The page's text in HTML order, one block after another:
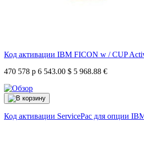
Код активации IBM FICON w / CUP
470 578 р 6 543.00 $ 5 968.88 €
Код активации ServicePac для опции